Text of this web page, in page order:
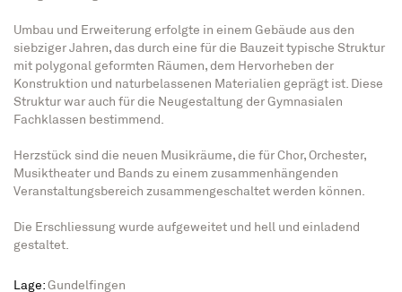
Umbau und Erweiterung erfolgte in einem Gebäude aus den
siebziger Jahren, das durch eine für die Bauzeit typische Struktur
mit polygonal geformten Räumen, dem Hervorheben der
Konstruktion und naturbelassenen Materialien geprägt ist. Diese
Struktur war auch für die Neugestaltung der Gymnasialen
Fachklassen bestimmend.
Herzstück sind die neuen Musikräume, die für Chor, Orchester,
Musiktheater und Bands zu einem zusammenhängenden
Veranstaltungsbereich zusammengeschaltet werden können.
Die Erschliessung wurde aufgeweitet und hell und einladend
gestaltet.
Lage: Gundelfingen